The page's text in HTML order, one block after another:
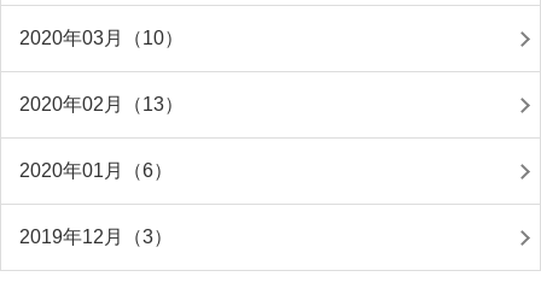
2020年03月（10）
2020年02月（13）
2020年01月（6）
2019年12月（3）